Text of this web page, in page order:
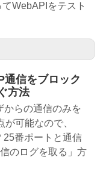
WebAPIをテスト
信をブロック
方法
からの通信のみを
可能なので、
25番ポートと通信
のログを取る」方